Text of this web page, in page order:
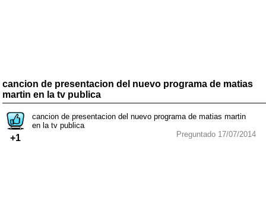
cancion de presentacion del nuevo programa de matias
martin en la tv publica
+1
cancion de presentacion del nuevo programa de matias martin
en la tv publica
Preguntado 17/07/2014